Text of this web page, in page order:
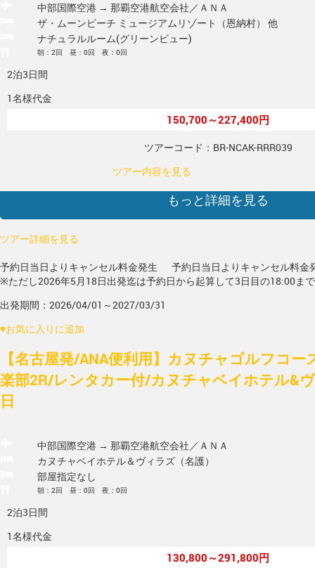
中部国際空港 → 那覇空港航空会社／ＡＮＡ
ザ・ムーンビーチ ミュージアムリゾート（恩納村） 他
ナチュラルルーム(グリーンビュー)
朝：2回 昼：0回 夜：0回
2泊3日間
1名様代金
150,700～227,400円
ツアーコード：BR-NCAK-RRR039
ツアー内容を見る
もっと詳細を見る
ツアー詳細を見る
予約日当日よりキャンセル料金発生
予約日当日よりキャンセル料金
※ただし2026年5月18日出発迄は予約日から起算して3日目の18:00ま
出発期間：2026/04/01～2027/03/31
♥お気に入りに追加
【名古屋発/ANA便利用】カヌチャゴルフコ
楽部2R/レンタカー付/カヌチャベイホテル&
日
中部国際空港 → 那覇空港航空会社／ＡＮＡ
カヌチャベイホテル＆ヴィラズ（名護）
部屋指定なし
朝：2回 昼：0回 夜：0回
2泊3日間
1名様代金
130,800～291,800円